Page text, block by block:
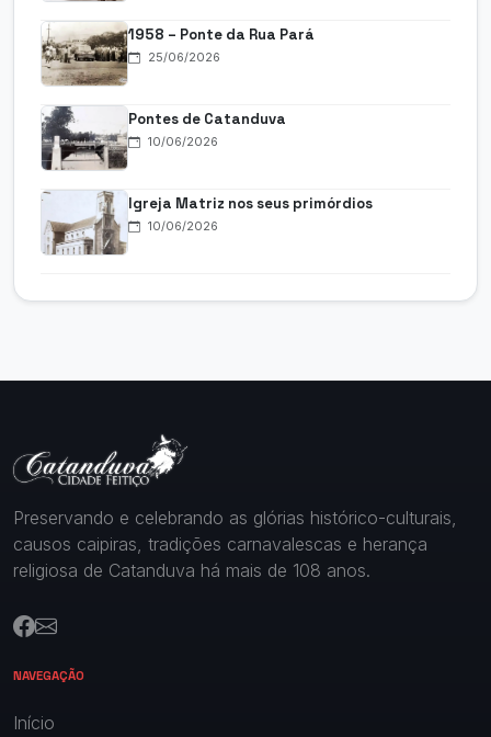
1958 – Ponte da Rua Pará
25/06/2026
Pontes de Catanduva
10/06/2026
Igreja Matriz nos seus primórdios
10/06/2026
Preservando e celebrando as glórias histórico-culturais,
causos caipiras, tradições carnavalescas e herança
religiosa de Catanduva há mais de 108 anos.
NAVEGAÇÃO
Início